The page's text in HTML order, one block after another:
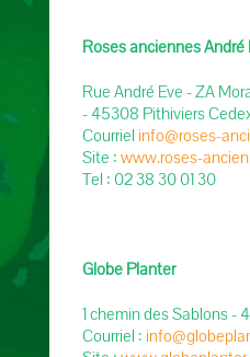
Roses anciennes André
Rue André Eve - ZA
- 45308 Pithiviers
Courriel info@roses-
Site : www.roses-
Tel : 02 38 30 01 30
Globe Planter
1 chemin des Sablons -
Courriel :